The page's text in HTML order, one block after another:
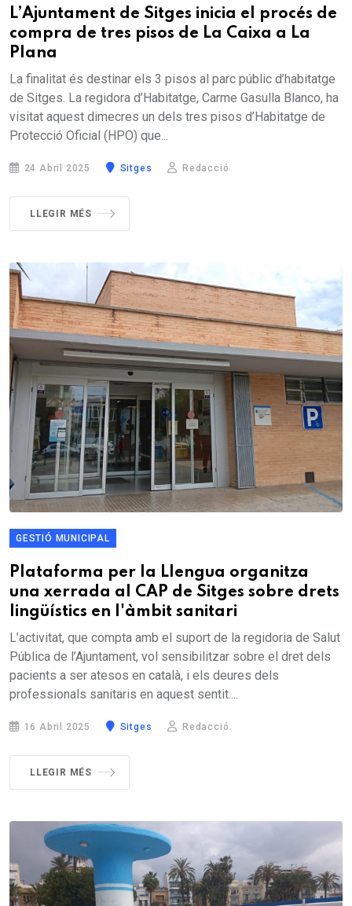
L’Ajuntament de Sitges inicia el procés de
compra de tres pisos de La Caixa a La
Plana
La finalitat és destinar els 3 pisos al parc públic d’habitatge
de Sitges. La regidora d’Habitatge, Carme Gasulla Blanco, ha
visitat aquest dimecres un dels tres pisos d’Habitatge de
Protecció Oficial (HPO) que...
24 Abril 2025 Sitges Redacció
LLEGIR MÉS
GESTIÓ MUNICIPAL
Plataforma per la Llengua organitza
una xerrada al CAP de Sitges sobre drets
lingüístics en l'àmbit sanitari
L’activitat, que compta amb el suport de la regidoria de Salut
Pública de l’Ajuntament, vol sensibilitzar sobre el dret dels
pacients a ser atesos en català, i els deures dels
professionals sanitaris en aquest sentit....
16 Abril 2025 Sitges Redacció
LLEGIR MÉS